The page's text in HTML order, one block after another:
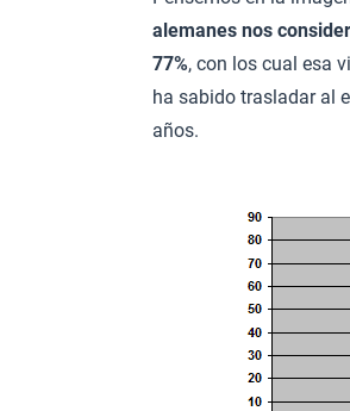
alemanes nos
77%, con los cual esa
ha sabido trasladar al
años.